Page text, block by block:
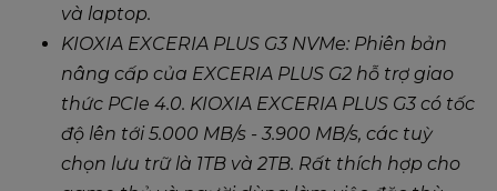
và laptop.
KIOXIA EXCERIA PLUS G3 NVMe: Phiên bản
nâng cấp của EXCERIA PLUS G2 hỗ trợ giao
thức PCIe 4.0. KIOXIA EXCERIA PLUS G3 có tốc
độ lên tới 5.000 MB/s - 3.900 MB/s, các tuỳ
chọn lưu trữ là 1TB và 2TB. Rất thích hợp cho